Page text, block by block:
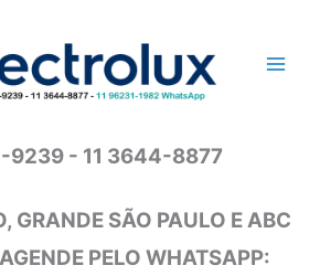
9239 - 11 3644-8877
GRANDE SÃO PAULO E ABC
PELO WHATSAPP: